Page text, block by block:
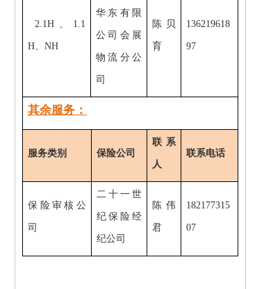
2.1H、1.1
H、NH
华东有限
公司会展
物流分公
司
陈贝
育
136219618
97
其余服务：
服务类别 保险公司
联系
人
联系电话
保险审核公
司
二十一世
纪保险经
纪公司
陈伟
君
182177315
07